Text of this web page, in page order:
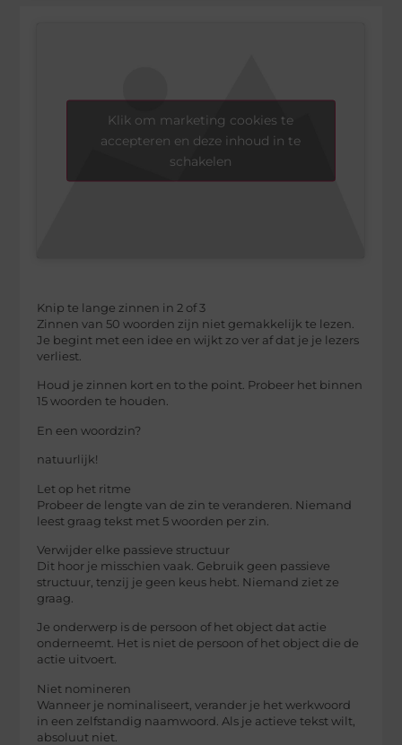
Klik om marketing cookies te
accepteren en deze inhoud in te
schakelen
Knip te lange zinnen in 2 of 3
Zinnen van 50 woorden zijn niet gemakkelijk te lezen.
Je begint met een idee en wijkt zo ver af dat je je lezers
verliest.
Houd je zinnen kort en to the point. Probeer het binnen
15 woorden te houden.
En een woordzin?
natuurlijk!
Let op het ritme
Probeer de lengte van de zin te veranderen. Niemand
leest graag tekst met 5 woorden per zin.
Verwijder elke passieve structuur
Dit hoor je misschien vaak. Gebruik geen passieve
structuur, tenzij je geen keus hebt. Niemand ziet ze
graag.
Je onderwerp is de persoon of het object dat actie
onderneemt. Het is niet de persoon of het object die de
actie uitvoert.
Niet nomineren
Wanneer je nominaliseert, verander je het werkwoord
in een zelfstandig naamwoord. Als je actieve tekst wilt,
absoluut niet.